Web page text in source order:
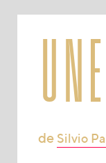
de Silvio